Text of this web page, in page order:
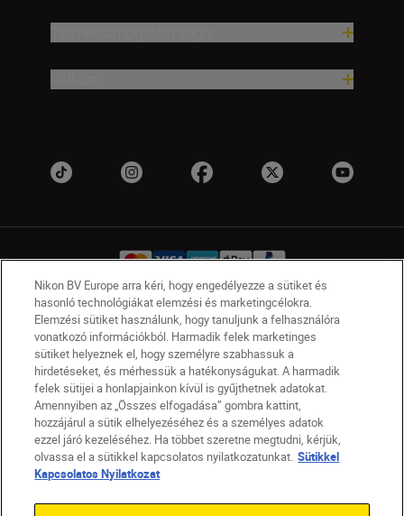
HU Nikon Sites
Lépjen kapcsolatba velünk
Adatvédelmi nyilatkozat
Jogi nyilatkozat
Nikon Store szerződési feltételek
Sütikkel kapcsolatos nyilatkozat
Akadálymentesség
Sütikre vonatkozó beállítások
© 2026 Nikon
SKIP
Nikon BV Europe arra kéri, hogy engedélyezze a sütiket és
hasonló technológiákat elemzési és marketingcélokra.
Elemzési sütiket használunk, hogy tanuljunk a felhasználóra
vonatkozó információkból. Harmadik felek marketinges
sütiket helyeznek el, hogy személyre szabhassuk a
hirdetéseket, és mérhessük a hatékonyságukat. A harmadik
felek sütijei a honlapjainkon kívül is gyűjthetnek adatokat.
Amennyiben az „Összes elfogadása” gombra kattint,
hozzájárul a sütik elhelyezéséhez és a személyes adatok
ezzel járó kezeléséhez. Ha többet szeretne megtudni, kérjük,
olvassa el a sütikkel kapcsolatos nyilatkozatunkat. Sütikkel
Kapcsolatos Nyilatkozat